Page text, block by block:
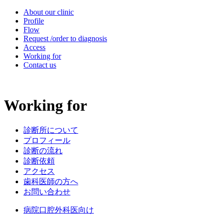
About our clinic
Profile
Flow
Request /order to diagnosis
Access
Working for
Contact us
Working for
診断所について
プロフィール
診断の流れ
診断依頼
アクセス
歯科医師の方へ
お問い合わせ
病院口腔外科医向け